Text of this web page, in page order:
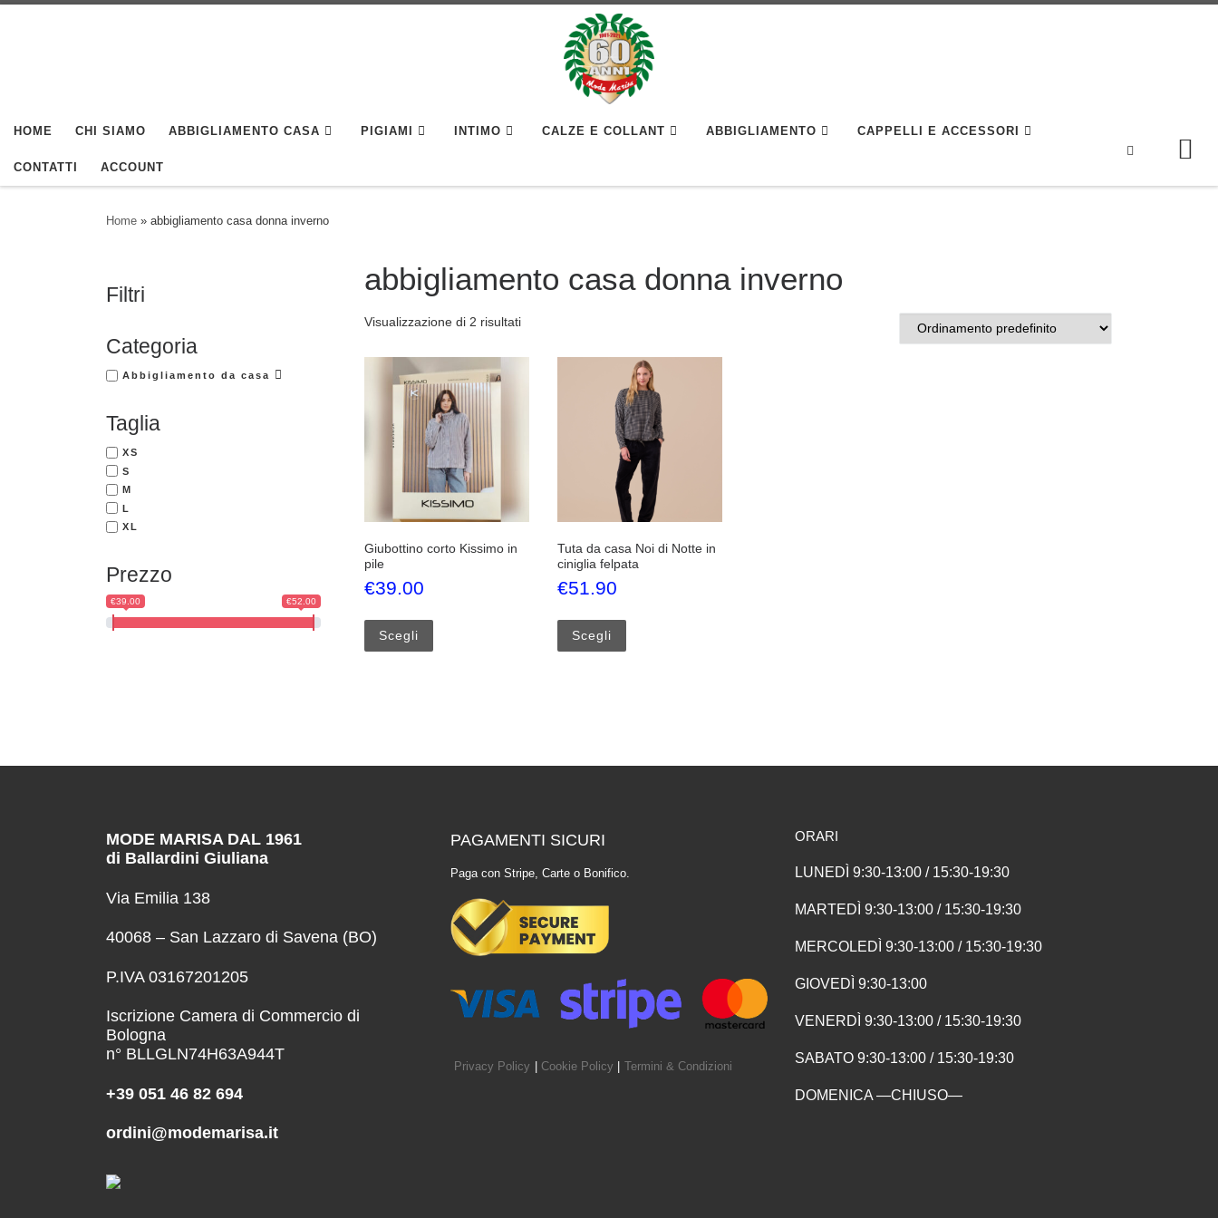
HOME CHI SIAMO ABBIGLIAMENTO CASA PIGIAMI INTIMO CALZE E COLLANT ABBIGLIAMENTO CAPPELLI E ACCESSORI
CONTATTI ACCOUNT
Home » abbigliamento casa donna inverno
abbigliamento casa donna inverno
Visualizzazione di 2 risultati
Giubottino corto Kissimo in
pile
€39.00
Scegli
Tuta da casa Noi di Notte in
ciniglia felpata
€51.90
Scegli
Filtri
Categoria
Abbigliamento da casa
Taglia
XS
S
M
L
XL
Prezzo
€39.00 €52.00
MODE MARISA DAL 1961
di Ballardini Giuliana
Via Emilia 138
40068 – San Lazzaro di Savena (BO)
P.IVA 03167201205
Iscrizione Camera di Commercio di
Bologna
n° BLLGLN74H63A944T
+39 051 46 82 694
ordini@modemarisa.it
PAGAMENTI SICURI
Paga con Stripe, Carte o Bonifico.
Privacy Policy Cookie Policy Termini & Condizioni
ORARI
LUNEDÌ 9:30-13:00 / 15:30-19:30
MARTEDÌ 9:30-13:00 / 15:30-19:30
MERCOLEDÌ 9:30-13:00 / 15:30-19:30
GIOVEDÌ 9:30-13:00
VENERDÌ 9:30-13:00 / 15:30-19:30
SABATO 9:30-13:00 / 15:30-19:30
DOMENICA —CHIUSO—